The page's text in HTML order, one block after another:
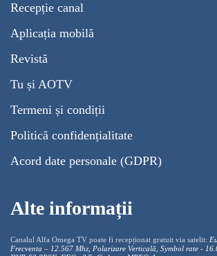
Recepție canal
Aplicația mobilă
Revistă
Tu și AOTV
Termeni și condiții
Politică confidențialitate
Acord date personale (GDPR)
Alte informații
Canalul Alfa Omega TV poate fi recepționat gratuit via satelit:
Frecventa – 12.567 Mhz, Polarizare Verticală, Symbol rate -